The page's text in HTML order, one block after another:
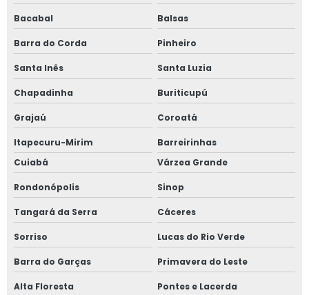
Bacabal Balsas
Barra do Corda Pinheiro
Santa Inês Santa Luzia
Chapadinha Buriticupú
Grajaú Coroatá
Itapecuru-Mirim
Barreirinhas
Cuiabá
Várzea Grande
Rondonópolis Sinop
Tangará da Serra Cáceres
Sorriso Lucas do Rio Verde
Barra do Garças Primavera do Leste
Alta Floresta Pontes e Lacerda